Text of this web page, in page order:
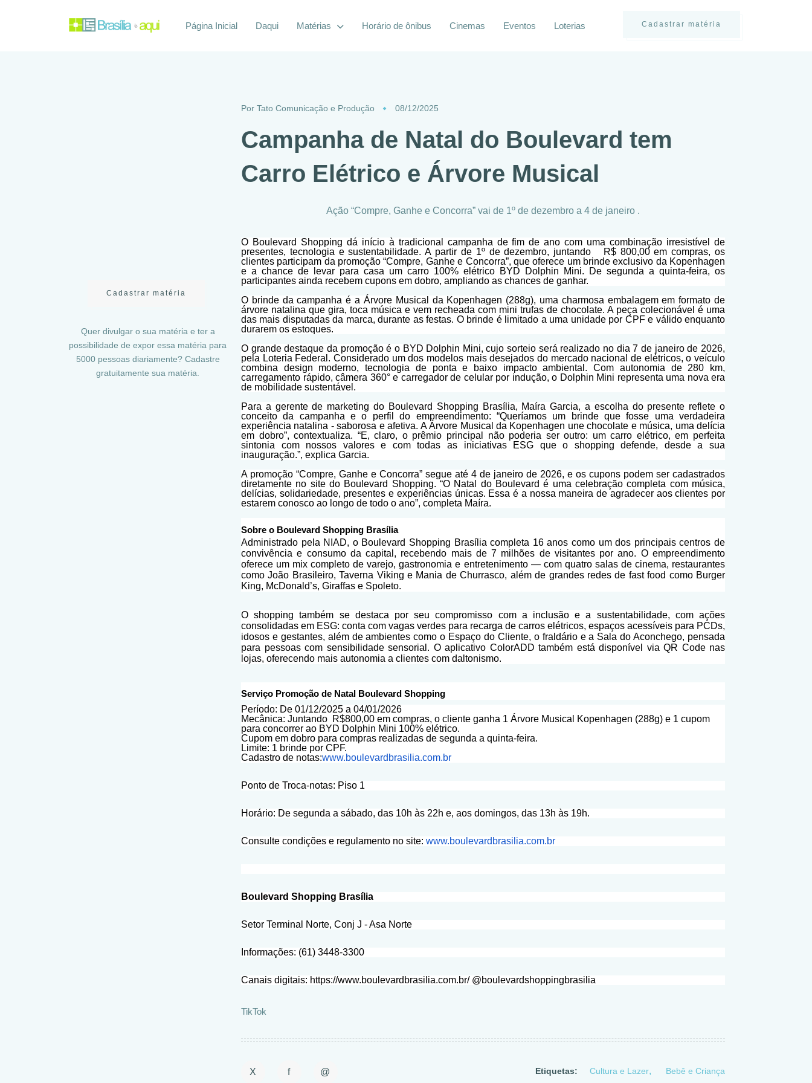
Cadastrar matéria
Página Inicial Daqui Matérias Horário de ônibus Cinemas Eventos Loterias
Por Tato Comunicação e Produção 08/12/2025
Campanha de Natal do Boulevard tem
Carro Elétrico e Árvore Musical
Ação “Compre, Ganhe e Concorra” vai de 1º de dezembro a 4 de janeiro .
O Boulevard Shopping dá início à tradicional campanha de fim de ano com uma combinação irresistível de
presentes, tecnologia e sustentabilidade. A partir de 1º de dezembro, juntando
R$ 800,00 em compras, os
clientes participam da promoção “Compre, Ganhe e Concorra”, que oferece um brinde exclusivo da Kopenhagen
e a chance de levar para casa um carro 100% elétrico BYD Dolphin Mini. De segunda a quinta-feira, os
participantes ainda recebem cupons em dobro, ampliando as chances de ganhar.
O brinde da campanha é a Árvore Musical da Kopenhagen (288g), uma charmosa embalagem em formato de
árvore natalina que gira, toca música e vem recheada com mini trufas de chocolate. A peça colecionável é uma
das mais disputadas da marca, durante as festas. O brinde é limitado a uma unidade por CPF e válido enquanto
durarem os estoques.
O grande destaque da promoção é o BYD Dolphin Mini, cujo sorteio será realizado no dia 7 de janeiro de 2026,
pela Loteria Federal. Considerado um dos modelos mais desejados do mercado nacional de elétricos, o veículo
combina design moderno, tecnologia de ponta e baixo impacto ambiental. Com autonomia de 280 km,
carregamento rápido, câmera 360° e carregador de celular por indução, o Dolphin Mini representa uma nova era
de mobilidade sustentável.
Para a gerente de marketing do Boulevard Shopping Brasília, Maíra Garcia, a escolha do presente reflete o
conceito da campanha e o perfil do empreendimento: “Queríamos um brinde que fosse uma verdadeira
experiência natalina - saborosa e afetiva. A Árvore Musical da Kopenhagen une chocolate e música, uma delícia
em dobro”, contextualiza. “E, claro, o prêmio principal não poderia ser outro: um carro elétrico, em perfeita
sintonia com nossos valores e com todas as iniciativas ESG que o shopping defende, desde a sua
inauguração.”, explica Garcia.
A promoção “Compre, Ganhe e Concorra” segue até 4 de janeiro de 2026, e os cupons podem ser cadastrados
diretamente no site do Boulevard Shopping. “O Natal do Boulevard é uma celebração completa com música,
delícias, solidariedade, presentes e experiências únicas. Essa é a nossa maneira de agradecer aos clientes por
estarem conosco ao longo de todo o ano”, completa Maíra.
Sobre o Boulevard Shopping Brasília
Administrado pela NIAD, o Boulevard Shopping Brasília completa 16 anos como um dos principais centros de
convivência e consumo da capital, recebendo mais de 7 milhões de visitantes por ano. O empreendimento
oferece um mix completo de varejo, gastronomia e entretenimento — com quatro salas de cinema, restaurantes
como João Brasileiro, Taverna Viking e Mania de Churrasco, além de grandes redes de fast food como Burger
King, McDonald’s, Giraffas e Spoleto.
O shopping também se destaca por seu compromisso com a inclusão e a sustentabilidade, com ações
consolidadas em ESG: conta com vagas verdes para recarga de carros elétricos, espaços acessíveis para PCDs,
idosos e gestantes, além de ambientes como o Espaço do Cliente, o fraldário e a Sala do Aconchego, pensada
para pessoas com sensibilidade sensorial. O aplicativo ColorADD também está disponível via QR Code nas
lojas, oferecendo mais autonomia a clientes com daltonismo.
Serviço Promoção de Natal Boulevard Shopping
Período: De 01/12/2025 a 04/01/2026
Mecânica: Juntando R$800,00 em compras, o cliente ganha 1 Árvore Musical Kopenhagen (288g) e 1 cupom
para concorrer ao BYD Dolphin Mini 100% elétrico.
Cupom em dobro para compras realizadas de segunda a quinta-feira.
Limite: 1 brinde por CPF.
Cadastro de notas:www.boulevardbrasilia.com.br
Ponto de Troca-notas: Piso 1
Horário: De segunda a sábado, das 10h às 22h e, aos domingos, das 13h às 19h.
Consulte condições e regulamento no site: www.boulevardbrasilia.com.br
Boulevard Shopping Brasília
Setor Terminal Norte, Conj J - Asa Norte
Informações: (61) 3448-3300
Canais digitais: https://www.boulevardbrasilia.com.br/ @boulevardshoppingbrasilia
TikTok
X f @ Etiquetas: Cultura e Lazer Bebê e Criança
Cadastrar matéria
Quer divulgar o sua matéria e ter a
possibilidade de expor essa matéria para
5000 pessoas diariamente? Cadastre
gratuitamente sua matéria.